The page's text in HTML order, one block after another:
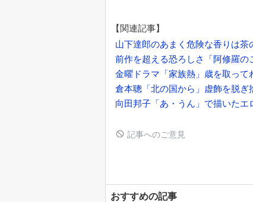
【関連記事】
山下達郎のあまく危険な香りは茶
前作を超える恐ろしさ「阿修羅
金曜ドラマ「家族熱」歳を取って
倉本聰「北の国から」虚飾を脱ぎ
向田邦子「あ・うん」で描いた
記事へのご意見
おすすめの記事